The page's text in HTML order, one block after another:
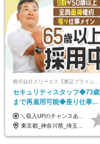
株式会社スリーエス【東証プライム上場グループ】
セキュリティスタッフ◆73歳
まで再雇用可能◆座り仕事中
心◆東証プライム上場G◆応
募者全員面接◆賞与年2回
＼収入UPのチャンスあり◎昇給も可能です！／ ◆正社員 月給(地域による）＋グレード手当、深夜手当、残業代（全額支給）等の各種手当＋賞与年2回 ＜東京都／神奈川県（横浜市）＞ 月給21万4000円～27万円 ＜埼玉県／千葉県＞ 月給19万90000円～25万1000円 ＜栃木県／茨城県／山梨県＞ 月給18万4000円～23万6000円 【試用期間】 正社員：3ヵ月 アルバイト：なし ※試用期間と本採用後の給与・待遇に差異はありません ※グレード手当、深夜手当の詳細額は面接にてご案内させていただきます ※正社員は60歳定年のため、60代の方は嘱託社員での採用です。給与条件は嘱託給与となり、退職金と賞与がありません ＼正社員は「グレード認定制」という評価あり！制度勤続年数等に応じて入社時から手当を支給／ ◆グレードI：＋2000円（入社時～） ◆グレードII：＋5000円（在籍1年以上＆当社基準に当てはまる方） ◆グレードIII：＋1万円（社内試験の合格者） ◆アルバイト・パート 東京都:時給1226円 神奈川県:時給1225円 千葉県：時給1140円 埼玉県:時給1141円 栃木県:1068円 茨城県:1074円 山梨県:1052円
東京都_神奈川県_埼玉県_千葉県_茨城県_栃木県_山梨県